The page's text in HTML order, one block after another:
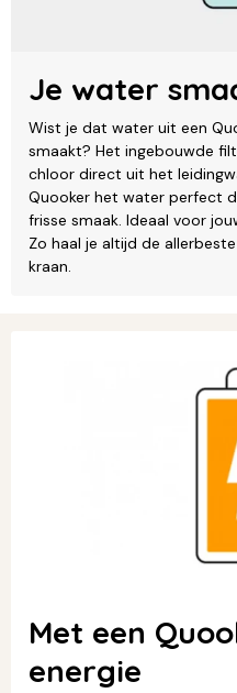
Je water
Wist je dat water uit een
smaakt? Het ingebouwde
chloor direct uit het
Quooker het water perfect
frisse smaak. Ideaal voor
Zo haal je altijd de
kraan.
Met een
energie